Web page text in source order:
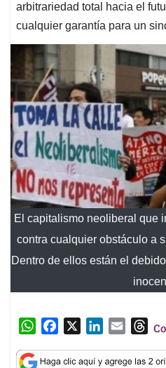
arbitrariedad total hacia el
cualquier garantía para un
El capitalismo neoliberal que
contra cualquier obstáculo a
Dentro de ellos están el
W
a
c
n
a
T
r